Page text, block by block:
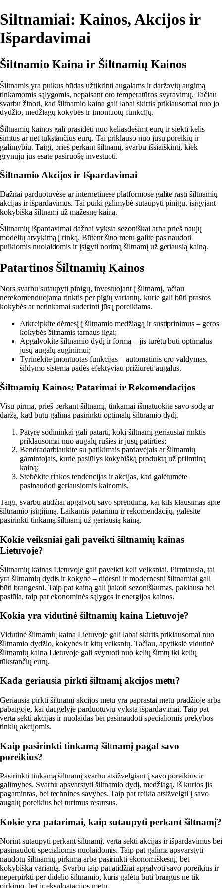
Siltnamiai: Kainos, Akcijos ir
Išpardavimai
Šiltnamio Kaina ir Šiltnamių Kainos
Šiltnamis yra puikus būdas užtikrinti augalams ir daržovių augimą
tinkamomis sąlygomis, nepaisant oro temperatūros svyravimų. Tačiau
svarbu žinoti, kad šiltnamio kaina gali labai skirtis priklausomai nuo jo
dydžio, medžiagų kokybės ir įmontuotų funkcijų.
Šiltnamių kainos gali prasidėti nuo keliasdešimt eurų ir siekti kelis
šimtus ar net tūkstančius eurų. Tai priklauso nuo jūsų poreikių ir
galimybių. Taigi, prieš perkant šiltnamį, svarbu išsiaiškinti, kiek
grynųjų jūs esate pasiruošę investuoti.
Šiltnamio Akcijos ir Išpardavimai
Dažnai parduotuvėse ar internetinėse platformose galite rasti šiltnamių
akcijas ir išpardavimus. Tai puiki galimybė sutaupyti pinigų, įsigyjant
kokybišką šiltnamį už mažesnę kainą.
Šiltnamių išpardavimai dažnai vyksta sezoniškai arba prieš naujų
modelių atvykimą į rinką. Būtent šiuo metu galite pasinaudoti
puikiomis nuolaidomis ir įsigyti norimą šiltnamį už geriausią kainą.
Patartinos Šiltnamių Kainos
Nors svarbu sutaupyti pinigų, investuojant į šiltnamį, tačiau
nerekomenduojama rinktis per pigių variantų, kurie gali būti prastos
kokybės ar netinkamai suderinti jūsų poreikiams.
Atkreipkite dėmesį į šiltnamio medžiagą ir sustiprinimus – geros
kokybės šiltnamis tarnaus ilgai;
Apgalvokite šiltnamio dydį ir formą – jis turėtų būti optimalus
jūsų augalų auginimui;
Tyrinėkite įmontuotas funkcijas – automatinis oro valdymas,
šildymo sistema padės efektyviau prižiūrėti augalus.
Šiltnamių Kainos: Patarimai ir Rekomendacijos
Visų pirma, prieš perkant šiltnamį, tinkamai išmatuokite savo sodą ar
daržą, kad būtų galima pasirinkti optimalų šiltnamio dydį.
Patyrę sodininkai gali patarti, kokį šiltnamį geriausiai rinktis
priklausomai nuo augalų rūšies ir jūsų patirties;
Bendradarbiaukite su patikimais pardavėjais ar šiltnamių
gamintojais, kurie pasiūlys kokybišką produktą už priimtiną
kainą;
Stebėkite rinkos tendencijas ir akcijas, kad galėtumėte
pasinaudoti geriausiomis kainomis.
Taigi, svarbu atidžiai apgalvoti savo sprendimą, kai kils klausimas apie
šiltnamio įsigijimą. Laikantis patarimų ir rekomendacijų, galėsite
pasirinkti tinkamą šiltnamį už geriausią kainą.
Kokie veiksniai gali paveikti šiltnamių kainas
Lietuvoje?
Šiltnamių kainas Lietuvoje gali paveikti keli veiksniai. Pirmiausia, tai
yra šiltnamių dydis ir kokybė – didesni ir modernesni šiltnamiai gali
būti brangesni. Taip pat kainą gali įtakoti sezoniškumas, paklausa bei
pasiūla, taip pat ekonominės sąlygos ir energijos kainos.
Kokia yra vidutinė šiltnamių kaina Lietuvoje?
Vidutinė šiltnamių kaina Lietuvoje gali labai skirtis priklausomai nuo
šiltnamio dydžio, kokybės ir kitų veiksnių. Tačiau, apytikslė vidutinė
šiltnamių kaina Lietuvoje gali svyruoti nuo kelių šimtų iki kelių
tūkstančių eurų.
Kada geriausia pirkti šiltnamį akcijos metu?
Geriausia pirkti šiltnamį akcijos metu yra paprastai metų pradžioje arba
pabaigoje, kai daugelyje parduotuvių vyksta išpardavimai. Taip pat
verta sekti akcijas ir nuolaidas bei pasinaudoti specialiomis prekybos
tinklų akcijomis.
Kaip pasirinkti tinkamą šiltnamį pagal savo
poreikius?
Pasirinkti tinkamą šiltnamį svarbu atsižvelgiant į savo poreikius ir
galimybes. Svarbu apsvarstyti šiltnamio dydį, medžiagą, iš kurios jis
pagamintas, bei technines savybes. Taip pat reikia atsižvelgti į savo
augalų poreikius bei turimus resursus.
Kokie yra patarimai, kaip sutaupyti perkant šiltnamį?
Norint sutaupyti perkant šiltnamį, verta sekti akcijas ir išpardavimus bei
pasinaudoti specialiomis nuolaidomis. Taip pat galima apsvarstyti
naudotų šiltnamių pirkimą arba pasirinkti ekonomiškesnį, bet
kokybišką variantą. Svarbu taip pat atidžiai apgalvoti savo poreikius ir
neperpirkti per didelio šiltnamio, kuris galėtų būti brangus ne tik
pirkimo, bet ir eksploatacijos metu.